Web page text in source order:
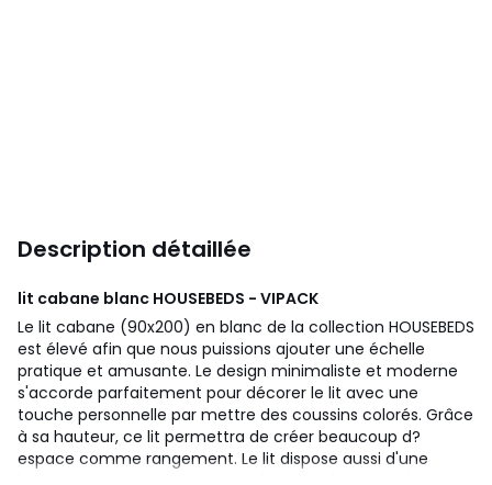
Description détaillée
lit cabane blanc HOUSEBEDS - VIPACK
Le lit cabane (90x200) en blanc de la collection HOUSEBEDS
est élevé afin que nous puissions ajouter une échelle
pratique et amusante. Le design minimaliste et moderne
s'accorde parfaitement pour décorer le lit avec une
touche personnelle par mettre des coussins colorés. Grâce
à sa hauteur, ce lit permettra de créer beaucoup d?
espace comme rangement. Le lit dispose aussi d'une